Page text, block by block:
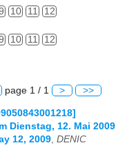
10 11 12
10 11 12
page 1 / 1 > >>
Dienstag, 12. Mai 2009
12, 2009 DENIC